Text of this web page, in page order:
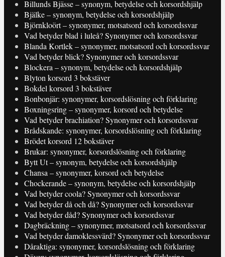
Billunds Bjässe – synonym, betydelse och korsordshjälp
Bjälke – synonym, betydelse och korsordshjälp
Björnkloört – synonymer, motsatsord och korsordssvar
Vad betyder blad i luleå? Synonymer och korsordssvar
Blanda Kortlek – synonymer, motsatsord och korsordssvar
Vad betyder blick? Synonymer och korsordssvar
Blockera – synonym, betydelse och korsordshjälp
Blyton korsord 3 bokstäver
Bokdel korsord 3 bokstäver
Bonbonjär: synonymer, korsordslösning och förklaring
Boxningsring – synonymer, korsord och betydelse
Vad betyder brachiation? Synonymer och korsordssvar
Brådskande: synonymer, korsordslösning och förklaring
Brödet korsord 12 bokstäver
Brukar: synonymer, korsordslösning och förklaring
Bytt Ut – synonym, betydelse och korsordshjälp
Chansa – synonymer, korsord och betydelse
Chockerande – synonym, betydelse och korsordshjälp
Vad betyder coola? Synonymer och korsordssvar
Vad betyder då och då? Synonymer och korsordssvar
Vad betyder dåd? Synonymer och korsordssvar
Dagbräckning – synonymer, motsatsord och korsordssvar
Vad betyder damoklessvärd? Synonymer och korsordssvar
Dåraktiga: synonymer, korsordslösning och förklaring